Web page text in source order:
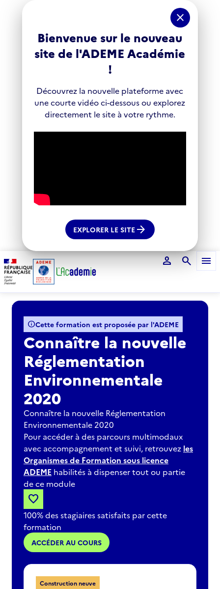
close
Bienvenue sur le nouveau
site de l'ADEME Académie
!
Découvrez la nouvelle plateforme avec
une courte vidéo ci-dessous ou explorez
directement le site à votre rythme.
EXPLORER LE SITEarrow_forward
person search menu
Voir le fil d'Ariane
infoCette formation est proposée par l'ADEME
Connaître la nouvelle
Réglementation
Environnementale
2020
Connaître la nouvelle Réglementation
Environnementale 2020
Pour accéder à des parcours multimodaux
avec accompagnement et suivi, retrouvez les
Organismes de Formation sous licence
ADEME habilités à dispenser tout ou partie
de ce module
favorite
100% des stagiaires satisfaits par cette
formation
ACCÉDER AU COURS
Construction neuve